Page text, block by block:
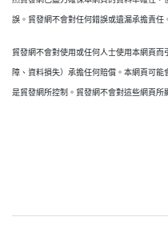
誤。貿發網不會對任何錯誤或遺漏承擔責任
貿發網不會對使用或任何人士使用本網頁
障、資料損失）承擔任何賠償。本網頁可
是貿發網所控制。貿發網不會對這些網頁所